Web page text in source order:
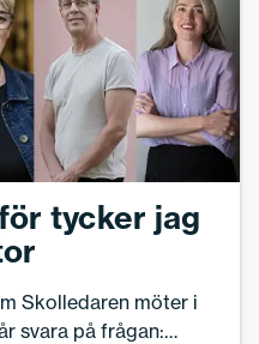
får samma
tycker jag
Skolledaren möter i
svara på frågan: